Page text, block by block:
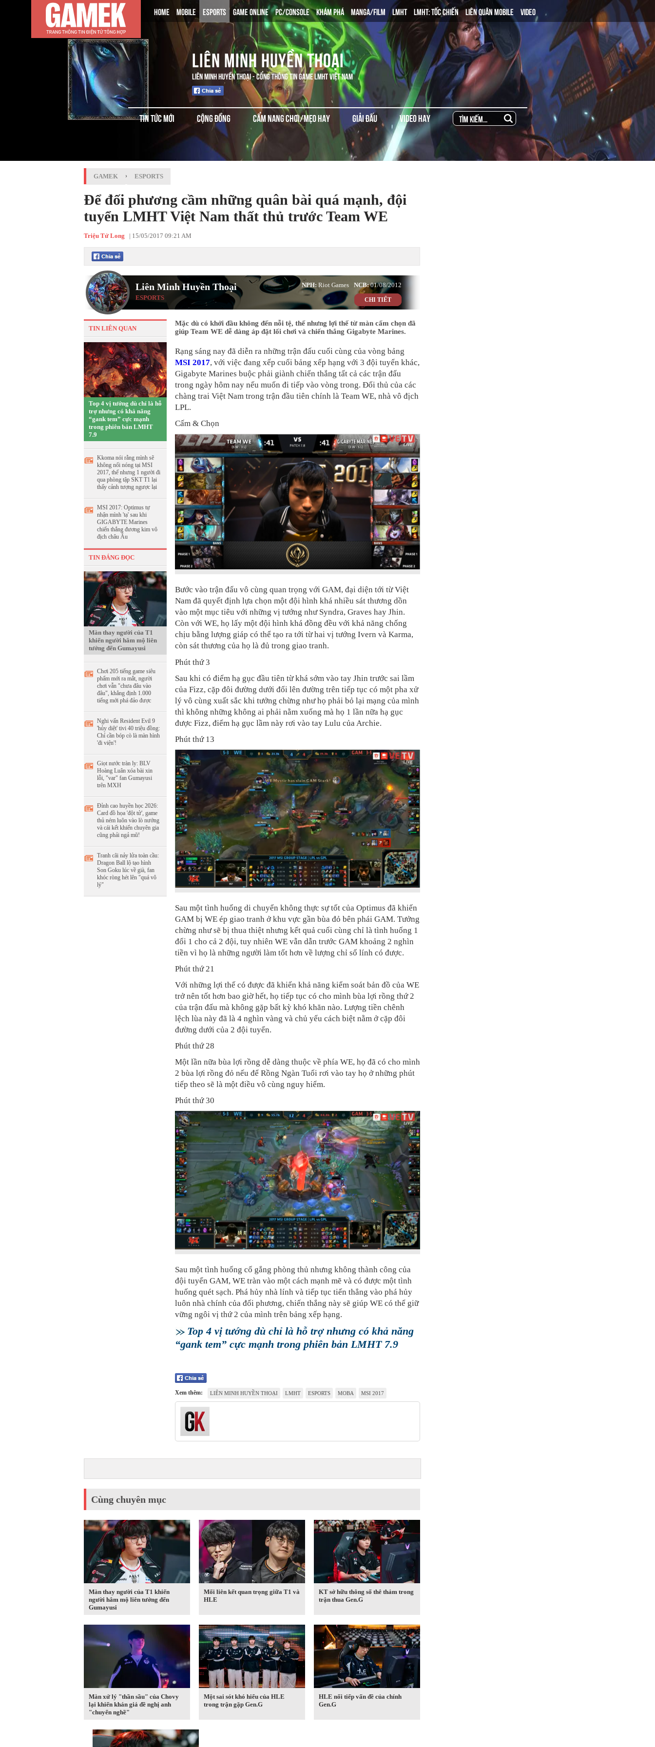
HOME MOBILE ESPORTS GAME ONLINE PC/CONSOLE KHÁM PHÁ MANGA/FILM LMHT LMHT: TỐC CHIẾN LIÊN QUÂN MOBILE VIDEO
LIÊN MINH HUYỀN THOẠI
LIÊN MINH HUYỀN THOẠI - CỔNG THÔNG TIN GAME LMHT VIỆT NAM
TIN TỨC MỚI CỘNG ĐỒNG CẨM NANG CHƠI/MẸO HAY GIẢI ĐẤU VIDEO HAY
GAMEK › ESPORTS
Để đối phương cầm những quân bài quá mạnh, đội
tuyển LMHT Việt Nam thất thủ trước Team WE
Triệu Tử Long | 15/05/2017 09:21 AM
Liên Minh Huyền Thoại
ESPORTS
01/08/2012
NCB:
Riot Games
NPH:
CHI TIẾT
TIN LIÊN QUAN
Top 4 vị tướng dù chỉ là hỗ
trợ nhưng có khả năng
“gank tem” cực mạnh
trong phiên bản LMHT
7.9
Kkoma nói rằng mình sẽ
không nổi nóng tại MSI
2017, thế nhưng 1 người đi
qua phòng tập SKT T1 lại
thấy cảnh tượng ngược lại
MSI 2017: Optimus tự
nhận mình 'tạ' sau khi
GIGABYTE Marines
chiến thắng đương kim vô
địch châu Âu
TIN ĐÁNG ĐỌC
Màn thay người của T1
khiến người hâm mộ liên
tưởng đến Gumayusi
Chơi 205 tiếng game siêu
phẩm mới ra mắt, người
chơi vẫn "chưa đâu vào
đâu", khẳng định 1.000
tiếng mới phá đảo được
Nghi vấn Resident Evil 9
'hủy diệt' tivi 40 triệu đồng:
Chỉ cần bóp cò là màn hình
'đi viện'!
Giọt nước tràn ly: BLV
Hoàng Luân xóa bài xin
lỗi, "var" fan Gumayusi
trên MXH
Đỉnh cao huyền học 2026:
Card đồ họa 'đột tử', game
thủ ném luôn vào lò nướng
và cái kết khiến chuyên gia
cũng phải ngả mũ!
Tranh cãi nảy lửa toàn cầu:
Dragon Ball lộ tạo hình
Son Goku lúc về già, fan
khóc ròng hét lên "quá vô
lý"
Mặc dù có khởi đầu không đến nỗi tệ, thế nhưng lợi thế từ màn cấm chọn đã
giúp Team WE dễ dàng áp đặt lối chơi và chiến thắng Gigabyte Marines.
Rạng sáng nay đã diễn ra những trận đấu cuối cùng của vòng bảng
MSI 2017, với việc đang xếp cuối bảng xếp hạng với 3 đội tuyển khác,
Gigabyte Marines buộc phải giành chiến thắng tất cả các trận đấu
trong ngày hôm nay nếu muốn đi tiếp vào vòng trong. Đối thủ của các
chàng trai Việt Nam trong trận đầu tiên chính là Team WE, nhà vô địch
LPL.
Cấm & Chọn
Bước vào trận đấu vô cùng quan trọng với GAM, đại diện tới từ Việt
Nam đã quyết định lựa chọn một đội hình khá nhiều sát thương dồn
vào một mục tiêu với những vị tướng như Syndra, Graves hay Jhin.
Còn với WE, họ lấy một đội hình khá đồng đều với khả năng chống
chịu bằng lượng giáp có thể tạo ra tới từ hai vị tướng Ivern và Karma,
còn sát thương của họ là đủ trong giao tranh.
Phút thứ 3
Sau khi có điểm hạ gục đầu tiên từ khá sớm vào tay Jhin trước sai lầm
của Fizz, cặp đôi đường dưới đổi lên đường trên tiếp tục có một pha xử
lý vô cùng xuất sắc khi tưởng chừng như họ phải bỏ lại mạng của mình
thì không những không ai phải nằm xuống mà họ 1 lần nữa hạ gục
được Fizz, điểm hạ gục lầm này rơi vào tay Lulu của Archie.
Phút thứ 13
Sau một tình huống di chuyển không thực sự tốt của Optimus đã khiến
GAM bị WE ép giao tranh ở khu vực gần bùa đỏ bên phái GAM. Tưởng
chừng như sẽ bị thua thiệt nhưng kết quả cuối cùng chỉ là tình huống 1
đổi 1 cho cả 2 đội, tuy nhiên WE vẫn dẫn trước GAM khoảng 2 nghìn
tiền vì họ là những người làm tốt hơn về lượng chỉ số lính có được.
Phút thứ 21
Với những lợi thế có được đã khiến khả năng kiểm soát bản đồ của WE
trở nên tốt hơn bao giờ hết, họ tiếp tục có cho mình bùa lợi rồng thứ 2
của trận đấu mà không gặp bất kỳ khó khăn nào. Lượng tiền chênh
lệch lùa này đã là 4 nghìn vàng và chủ yếu cách biệt nằm ở cặp đôi
đường dưới của 2 đội tuyển.
Phút thứ 28
Một lần nữa bùa lợi rồng dễ dàng thuộc về phía WE, họ đã có cho mình
2 bùa lợi rồng đỏ nếu để Rồng Ngàn Tuổi rơi vào tay họ ở những phút
tiếp theo sẽ là một điều vô cùng nguy hiểm.
Phút thứ 30
Sau một tình huống cố gắng phòng thủ nhưng không thành công của
đội tuyển GAM, WE tràn vào một cách mạnh mẽ và có được một tình
huống quét sạch. Phá hủy nhà lính và tiếp tục tiến thẳng vào phá hủy
luôn nhà chính của đối phương, chiến thắng này sẽ giúp WE có thể giữ
vững ngôi vị thứ 2 của mình trên bảng xếp hạng.
Top 4 vị tướng dù chỉ là hỗ trợ nhưng có khả năng
“gank tem” cực mạnh trong phiên bản LMHT 7.9
Xem thêm: LIÊN MINH HUYỀN THOẠI LMHT ESPORTS MOBA MSI 2017
Cùng chuyên mục
Màn thay người của T1 khiến
người hâm mộ liên tưởng đến
Gumayusi
Mối liên kết quan trọng giữa T1 và
HLE
KT sở hữu thông số thê thảm trong
trận thua Gen.G
Màn xử lý "thần sầu" của Chovy
lại khiến khán giả đề nghị anh
"chuyển nghề"
Một sai sót khó hiểu của HLE
trong trận gặp Gen.G
HLE nối tiếp vấn đề của chính
Gen.G